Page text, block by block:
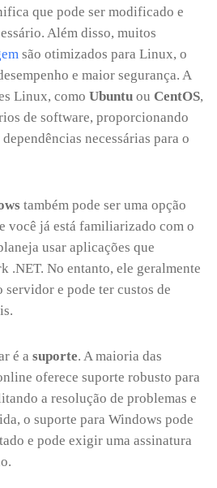
que pode ser modificado e
Além disso, muitos
são otimizados para Linux, o
e maior segurança. A
Linux, como Ubuntu ou CentOS,
de software, proporcionando
necessárias para o
também pode ser uma opção
você já está familiarizado com o
usar aplicações que
.NET. No entanto, ele geralmente
servidor e pode ter custos de
é a suporte. A maioria das
oferece suporte robusto para
a resolução de problemas e
o suporte para Windows pode
e pode exigir uma assinatura